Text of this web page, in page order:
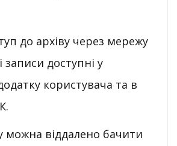
до архіву через мережу
записи доступні у
користувача та в
можна віддалено бачити